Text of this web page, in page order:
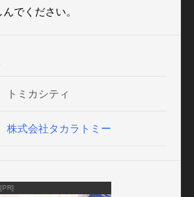
でください。
トミカシティ
株式会社タカラトミー
[PR]